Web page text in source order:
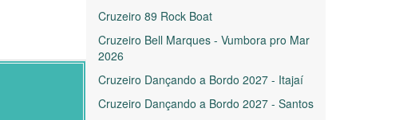
Cruzeiro 89 Rock Boat
Cruzeiro Bell Marques - Vumbora pro Mar
2026
Cruzeiro Dançando a Bordo 2027 - Itajaí
Cruzeiro Dançando a Bordo 2027 - Santos